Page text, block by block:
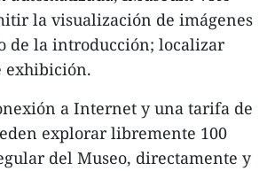
la visualización de imágenes
de la introducción; localizar
exhibición.
a Internet y una tarifa de
explorar libremente 100
del Museo, directamente y